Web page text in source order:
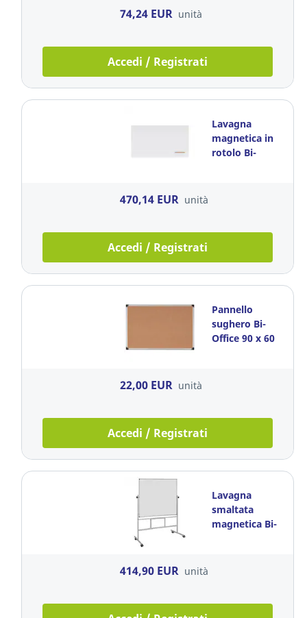
74,24 EUR unità
Accedi / Registrati
Lavagna
magnetica in
rotolo Bi-
470,14 EUR unità
Accedi / Registrati
Pannello
sughero Bi-
Office 90 x 60
22,00 EUR unità
Accedi / Registrati
Lavagna
smaltata
magnetica Bi-
414,90 EUR unità